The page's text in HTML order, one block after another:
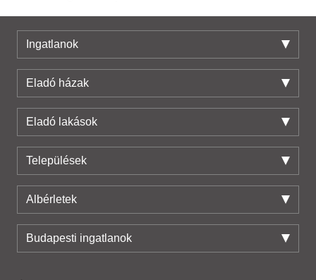
Ingatlanok
Eladó házak
Eladó lakások
Települések
Albérletek
Budapesti ingatlanok